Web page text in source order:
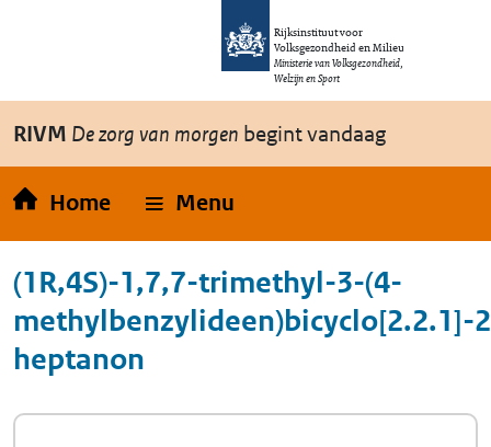
Overslaan en naar de inhoud gaan
Rijksinstituut voor
Volksgezondheid en Milieu
Ministerie van Volksgezondheid,
Welzijn en Sport
RIVM De zorg van morgen begint vandaag
Home Menu
(1R,4S)-1,7,7-trimethyl-3-(4-
methylbenzylideen)bicyclo[2.2.1]-
heptanon